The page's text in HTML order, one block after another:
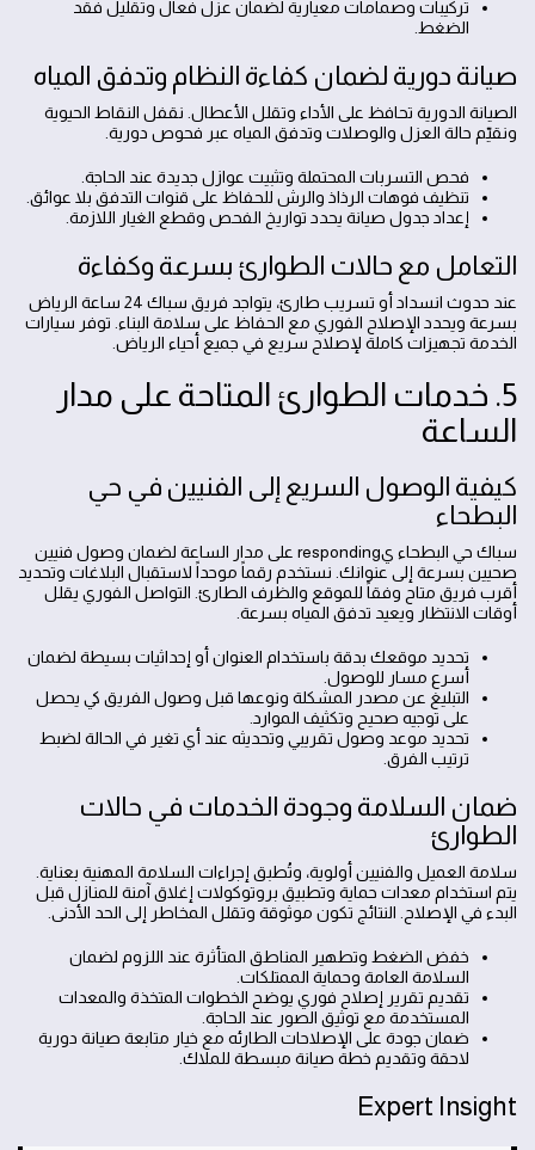
تركيبات وصمامات معيارية لضمان عزل فعال وتقليل فقد
الضغط.
صيانة دورية لضمان كفاءة النظام وتدفق المياه
الصيانة الدورية تحافظ على الأداء وتقلل الأعطال. نقفل النقاط الحيوية
ونقيّم حالة العزل والوصلات وتدفق المياه عبر فحوص دورية.
فحص التسربات المحتملة وتثبيت عوازل جديدة عند الحاجة.
تنظيف فوهات الرذاذ والرش للحفاظ على قنوات التدفق بلا عوائق.
إعداد جدول صيانة يحدد تواريخ الفحص وقطع الغيار اللازمة.
التعامل مع حالات الطوارئ بسرعة وكفاءة
عند حدوث انسداد أو تسريب طارئ، يتواجد فريق سباك 24 ساعة الرياض
بسرعة ويحدد الإصلاح الفوري مع الحفاظ على سلامة البناء. توفر سيارات
الخدمة تجهيزات كاملة لإصلاح سريع في جميع أحياء الرياض.
5. خدمات الطوارئ المتاحة على مدار
الساعة
كيفية الوصول السريع إلى الفنيين في حي
البطحاء
سباك حي البطحاء يresponding على مدار الساعة لضمان وصول فنيين
صحيين بسرعة إلى عنوانك. نستخدم رقماً موحداً لاستقبال البلاغات وتحديد
أقرب فريق متاح وفقاً للموقع والظرف الطارئ. التواصل الفوري يقلل
أوقات الانتظار ويعيد تدفق المياه بسرعة.
تحديد موقعك بدقة باستخدام العنوان أو إحداثيات بسيطة لضمان
أسرع مسار للوصول.
التبليغ عن مصدر المشكلة ونوعها قبل وصول الفريق كي يحصل
على توجيه صحيح وتكثيف الموارد.
تحديد موعد وصول تقريبي وتحديثه عند أي تغير في الحالة لضبط
ترتيب الفرق.
ضمان السلامة وجودة الخدمات في حالات
الطوارئ
سلامة العميل والفنيين أولوية، وتُطبق إجراءات السلامة المهنية بعناية.
يتم استخدام معدات حماية وتطبيق بروتوكولات إغلاق آمنة للمنازل قبل
البدء في الإصلاح. النتائج تكون موثوقة وتقلل المخاطر إلى الحد الأدنى.
خفض الضغط وتطهير المناطق المتأثرة عند اللزوم لضمان
السلامة العامة وحماية الممتلكات.
تقديم تقرير إصلاح فوري يوضح الخطوات المتخذة والمعدات
المستخدمة مع توثيق الصور عند الحاجة.
ضمان جودة على الإصلاحات الطارئه مع خيار متابعة صيانة دورية
لاحقة وتقديم خطة صيانة مبسطة للملاك.
Expert Insight